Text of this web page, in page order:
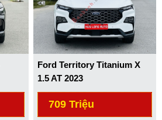
Ford Territory Titanium X
1.5 AT 2023
709 Triệu